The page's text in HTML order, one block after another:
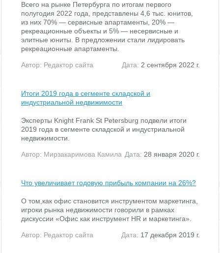
Всего на рынке Петербурга по итогам первого
полугодия 2022 года, представлены 4,6 тыс. юнитов,
из них 70% — сервисные апартаменты, 20% —
рекреационные объекты и 5% — несервисные и
элитные юниты. В предложении стали лидировать
рекреационные апартаменты.
Автор: Редактор сайта Дата: 2 сентября 2022 г.
Итоги 2019 года в сегменте складской и
индустриальной недвижимости
Эксперты Knight Frank St Petersburg подвели итоги
2019 года в сегменте складской и индустриальной
недвижимости.
Автор: Мирзакаримова Камила Дата: 28 января 2020 г.
Что увеличивает годовую прибыль компании на 26%?
О том,как офис становится инструментом маркетинга,
игроки рынка недвижимости говорили в рамках
дискуссии «Офис как инструмент HR и маркетинга».
Автор: Редактор сайта Дата: 17 декабря 2019 г.